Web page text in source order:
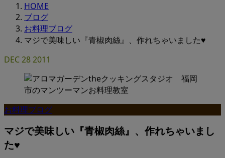
HOME
ブログ
お料理ブログ
マジで美味しい『青椒肉絲』、作れちゃいました♥
DEC282011
お料理ブログ
マジで美味しい『青椒肉絲』、作れちゃいまし
た♥